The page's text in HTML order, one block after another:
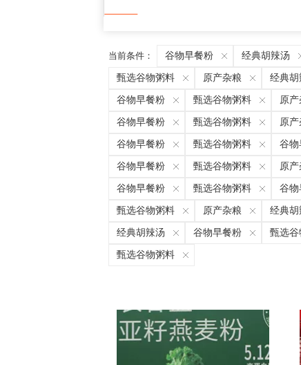
当前条件： 谷物早餐粉 经典胡辣汤
甄选谷物粥料 原产杂粮 经典胡
谷物早餐粉 甄选谷物粥料 原产
谷物早餐粉 甄选谷物粥料 原产
谷物早餐粉 甄选谷物粥料 谷物
谷物早餐粉 甄选谷物粥料 原产
谷物早餐粉 甄选谷物粥料 谷物
甄选谷物粥料 原产杂粮 经典胡
经典胡辣汤 谷物早餐粉 甄选谷
甄选谷物粥料